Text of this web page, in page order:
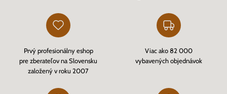
Prvý profesionálny eshop
pre zberateľov na Slovensku
založený v roku 2007
Viac ako 82 000
vybavených objednávok